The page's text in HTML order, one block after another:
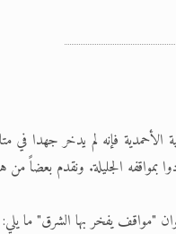
الأحمدية فإنه لم يدخر جهدا
بمواقفه الجليلة. ونقدم بعضاً